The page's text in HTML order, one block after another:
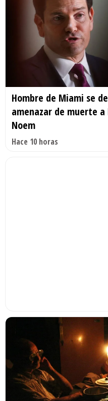
Hombre de Miami se
amenazar de muerte
Noem
Hace 10 horas